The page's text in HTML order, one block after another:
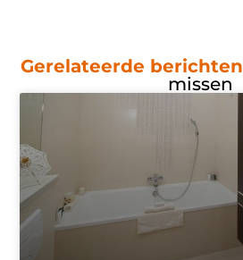
Gerelateerde berichten
missen